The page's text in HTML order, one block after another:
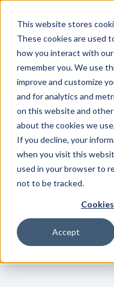
This website stores
These cookies are used
how you interact with
remember you. We use
improve and customize
and for analytics and
on this website and
about the cookies we
If you decline, your
when you visit this
used in your browser to
not to be tracked.
Accept
Voi lavorate le
Prenota un
Se desiderate
software,
avete altre
abbiamo